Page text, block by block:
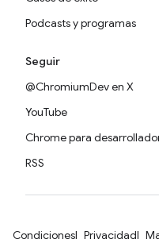
Podcasts y programas
Seguir
@ChromiumDev en X
YouTube
Chrome para
RSS
Condiciones Privacidad